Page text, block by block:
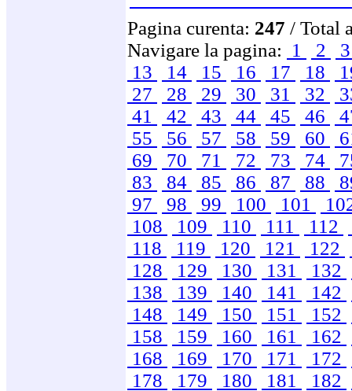
Pagina curenta: 247 / Total
Navigare la pagina: 1 2
13
14 15 16 17 18
27
28 29 30 31 32
41
42 43 44 45 46
55
56 57 58 59 60
69
70 71 72 73 74
83
84 85 86 87 88
97
98 99 100 101
108
109 110 111 112
118
119 120 121 122
128
129 130 131 132
138
139 140 141 142
148
149 150 151 152
158
159 160 161 162
168
169 170 171 172
178
179 180 181 182